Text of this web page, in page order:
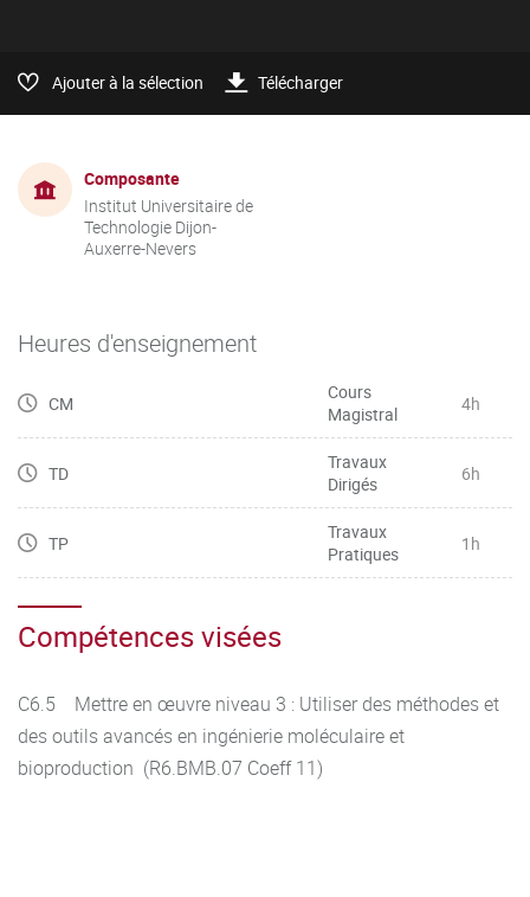
Ajouter à la sélection Télécharger
Composante
Institut Universitaire de
Technologie Dijon-
Auxerre-Nevers
Heures d'enseignement
CM
Cours
Magistral
4h
TD
Travaux
Dirigés
6h
TP
Travaux
Pratiques
1h
Compétences visées
C6.5 Mettre en œuvre niveau 3 : Utiliser des méthodes et
des outils avancés en ingénierie moléculaire et
bioproduction (R6.BMB.07 Coeff 11)